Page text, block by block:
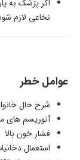
اگر پزشک به
نخاعی لازم
عوامل خطر
شرح حال
آنوریسم های
فشار خون بالا
استعمال